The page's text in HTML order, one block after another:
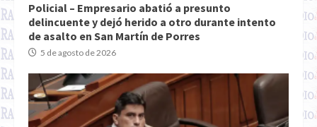
Policial – Empresario abatió a presunto
delincuente y dejó herido a otro durante intento
de asalto en San Martín de Porres
5 de agosto de 2026